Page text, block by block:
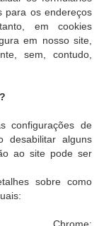
para os endereços
em cookies
em nosso site,
sem, contudo,
configurações de
desabilitar alguns
ao site pode ser
sobre como